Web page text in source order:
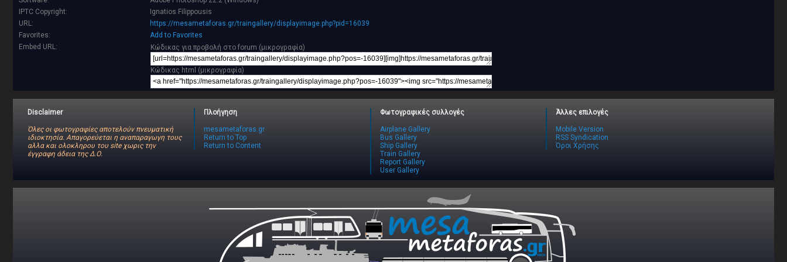
IPTC Copyright:
Ignatios Filippousis
URL:
https://mesametaforas.gr/traingallery/displayimage.php?pid=16039
Favorites:
Add to Favorites
Embed URL:
Κώδικας για προβολή στο forum (μικρογραφία)
Κώδικας html (μικρογραφία)
Disclaimer
Όλες οι φωτογραφίες αποτελούν πνευματική
ιδιοκτησία. Απαγορεύεται η αναπαραγωγη τους
αλλα και ολοκληρου του site χωρις την
έγγραφη άδεια της Δ.Ο.
Πλοήγηση
mesametaforas.gr
Return to Top
Return to Content
Φωτογραφικές συλλογές
Airplane Gallery
Bus Gallery
Ship Gallery
Train Gallery
Report Gallery
User Gallery
Άλλες επιλογές
Mobile Version
RSS Syndication
Όροι Χρήσης